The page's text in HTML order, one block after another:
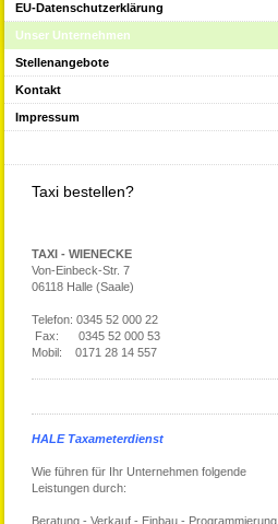
EU-Datenschutzerklärung
Unser Unternehmen
Stellenangebote
Kontakt
Impressum
Taxi bestellen?
TAXI - WIENECKE
Von-Einbeck-Str. 7
06118 Halle (Saale)
Telefon: 0345 52 000 22
Fax: 0345 52 000 53
Mobil: 0171 28 14 557
HALE Taxameterdienst
Wie führen für Ihr Unternehmen folgende
Leistungen durch:
Beratung - Verkauf - Einbau - Programmierung